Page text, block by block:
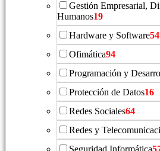
Gestión Empresarial,
Humanos19
Hardware y Software54
Ofimática94
Programación y
Protección de Datos16
Redes Sociales64
Redes y